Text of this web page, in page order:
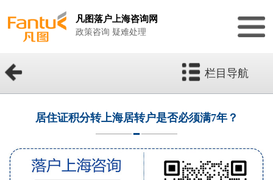
凡图落户上海咨询网
政策咨询 疑难处理
栏目导航
居住证积分转上海居转户是否必须满7年？